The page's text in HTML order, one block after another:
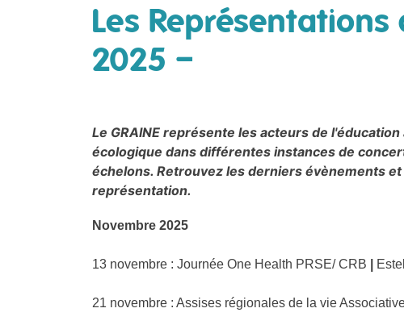
Les Représentations
2025 –
Le GRAINE représente les acteurs de
écologique dans différentes instances de
échelons. Retrouvez les derniers évènements et
représentation.
Novembre 2025
13 novembre : Journée One Health PRSE/ CRB
21 novembre : Assises régionales de la vie